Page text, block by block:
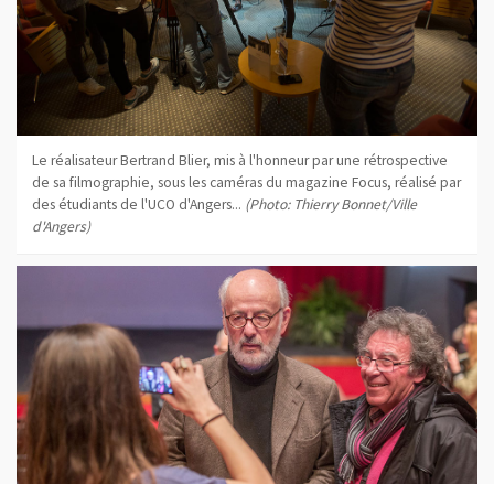
Le réalisateur Bertrand Blier, mis à l'honneur par une rétrospective
de sa filmographie, sous les caméras du magazine Focus, réalisé par
des étudiants de l'UCO d'Angers... (Photo: Thierry Bonnet/Ville
d'Angers)